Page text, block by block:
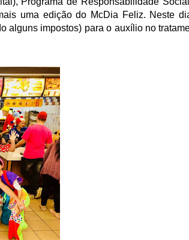
uma edição do McDia Feliz. Neste
alguns impostos) para o auxílio no